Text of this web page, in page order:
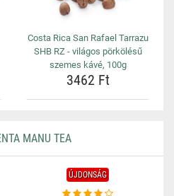
Costa Rica San Rafael Tarrazu
SHB RZ - világos pörkölésű
szemes kávé, 100g
3462 Ft
MANU TEA
ÚJDONSÁG